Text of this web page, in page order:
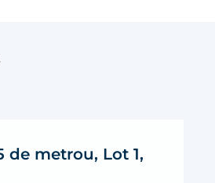
de metrou, Lot 1,